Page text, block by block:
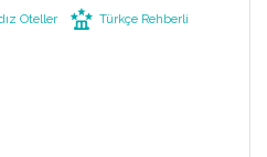
Oteller Türkçe Rehberli